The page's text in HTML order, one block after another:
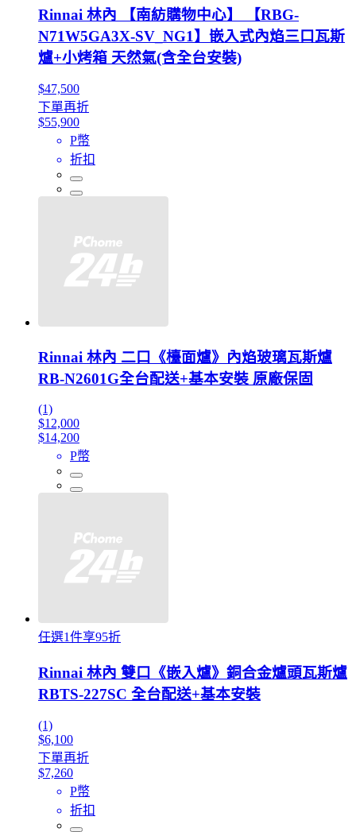
Rinnai 林內 【南紡購物中心】 【RBG-
N71W5GA3X-SV_NG1】嵌入式內焰三口瓦斯
爐+小烤箱 天然氣(含全台安裝)
$47,500
下單再折
$55,900
P幣
折扣
Rinnai 林內 二口《檯面爐》內焰玻璃瓦斯爐
RB-N2601G全台配送+基本安裝 原廠保固
(1)
$12,000
$14,200
P幣
任選1件享95折
Rinnai 林內 雙口《嵌入爐》銅合金爐頭瓦斯爐
RBTS-227SC 全台配送+基本安裝
(1)
$6,100
下單再折
$7,260
P幣
折扣